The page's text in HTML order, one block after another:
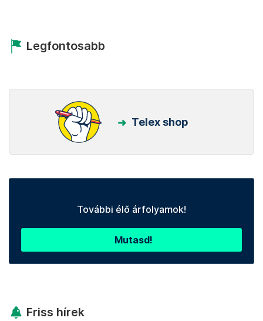
Legfontosabb
Telex shop
További élő árfolyamok!
Mutasd!
Friss hírek